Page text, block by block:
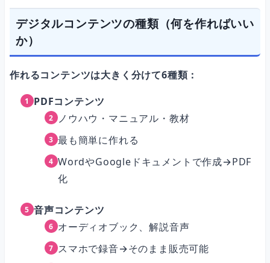
デジタルコンテンツの種類（何を作ればいい
か）
作れるコンテンツは大きく分けて6種類：
PDFコンテンツ
ノウハウ・マニュアル・教材
最も簡単に作れる
WordやGoogleドキュメントで作成→PDF
化
音声コンテンツ
オーディオブック、解説音声
スマホで録音→そのまま販売可能